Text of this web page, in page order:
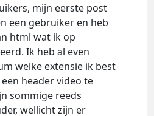
mijn eerste post
een gebruiker en heb
html wat ik op
Ik heb al even
welke extensie ik best
header video te
sommige reeds
wellicht zijn er